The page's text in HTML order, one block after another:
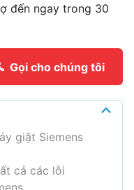
đến ngay trong 30
Gọi cho chúng tôi
giặt Siemens
cả các lỗi